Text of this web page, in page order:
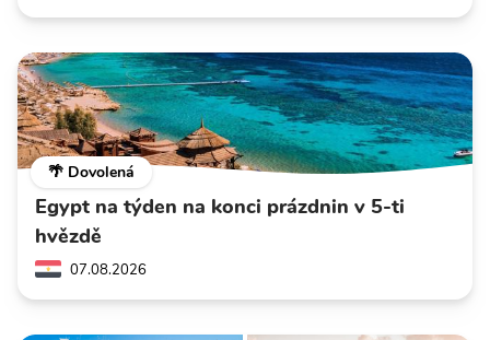
🌴 Dovolená
Egypt na týden na konci prázdnin v 5-ti
hvězdě
07.08.2026